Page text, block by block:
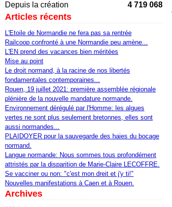
Depuis la création 4 719 068
Articles récents
L'Etoile de Normandie ne fera pas sa rentrée
Railcoop confronté à une Normandie peu amène...
L'EN prend des vacances bien méritées
Mise au point
Le droit normand, à la racine de nos libertés
fondamentales contemporaines...
Rouen, 19 juillet 2021: première assemblée régionale
plénière de la nouvelle mandature normande.
Environnement dérégulé par l'Homme: les algues
vertes ne sont plus seulement bretonnes, elles sont
aussi normandes...
PLAIDOYER pour la sauvegarde des haies du bocage
normand.
Langue normande: Nous sommes tous profondément
attristés par la disparition de Marie-Claire LECOFFRE.
Se vacciner ou non: "c'est mon dreit et j'y ti!"
Nouvelles manifestations à Caen et à Rouen.
Archives